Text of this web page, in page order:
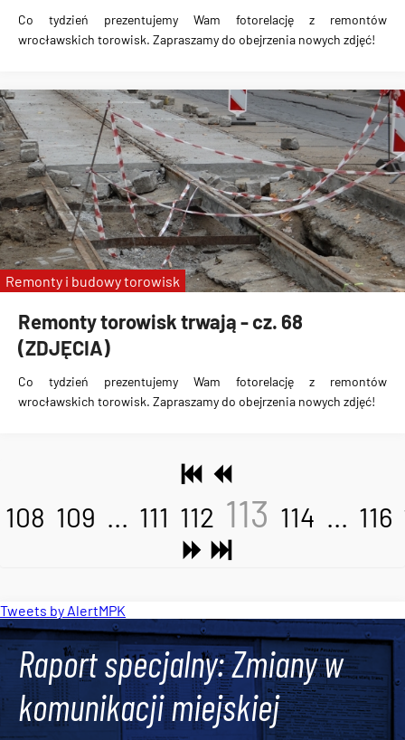
Co tydzień prezentujemy Wam fotorelację z remontów
wrocławskich torowisk. Zapraszamy do obejrzenia nowych zdjęć!
Remonty torowisk trwają - cz. 68
(ZDJĘCIA)
Co tydzień prezentujemy Wam fotorelację z remontów
wrocławskich torowisk. Zapraszamy do obejrzenia nowych zdjęć!
Remonty i budowy torowisk
108 109 ... 111 112 113 114 ... 116
Tweets by AlertMPK
Raport specjalny: Zmiany w
komunikacji miejskiej